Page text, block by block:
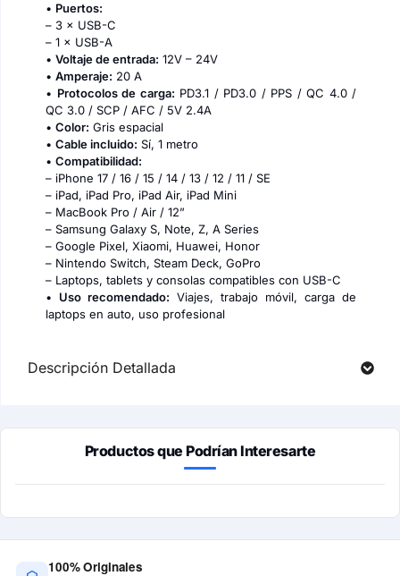
• Puertos:
– 3 × USB-C
– 1 × USB-A
• Voltaje de entrada: 12V – 24V
• Amperaje: 20 A
• Protocolos de carga: PD3.1 / PD3.0 / PPS / QC 4.0 /
QC 3.0 / SCP / AFC / 5V 2.4A
• Color: Gris espacial
• Cable incluido: Sí, 1 metro
• Compatibilidad:
– iPhone 17 / 16 / 15 / 14 / 13 / 12 / 11 / SE
– iPad, iPad Pro, iPad Air, iPad Mini
– MacBook Pro / Air / 12”
– Samsung Galaxy S, Note, Z, A Series
– Google Pixel, Xiaomi, Huawei, Honor
– Nintendo Switch, Steam Deck, GoPro
– Laptops, tablets y consolas compatibles con USB-C
• Uso recomendado: Viajes, trabajo móvil, carga de
laptops en auto, uso profesional
Descripción Detallada
Productos que Podrían Interesarte
100% Originales